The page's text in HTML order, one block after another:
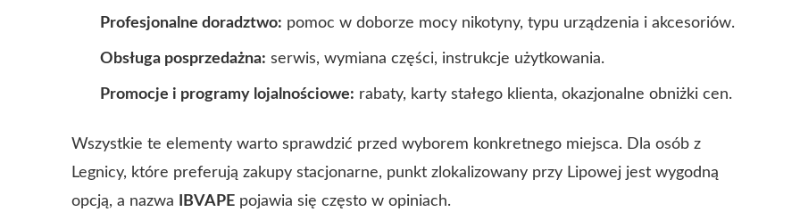
Profesjonalne doradztwo: pomoc w doborze mocy nikotyny, typu urządzenia i akcesoriów.
Obsługa posprzedażna: serwis, wymiana części, instrukcje użytkowania.
Promocje i programy lojalnościowe: rabaty, karty stałego klienta, okazjonalne obniżki cen.
Wszystkie te elementy warto sprawdzić przed wyborem konkretnego miejsca. Dla osób z
Legnicy, które preferują zakupy stacjonarne, punkt zlokalizowany przy Lipowej jest wygodną
opcją, a nazwa
IBVAPE pojawia się często w opiniach.